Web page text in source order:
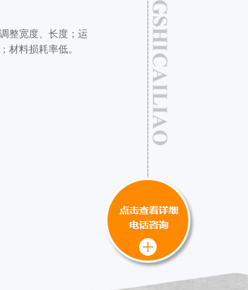
整宽度、长度；运
材料损耗率低。